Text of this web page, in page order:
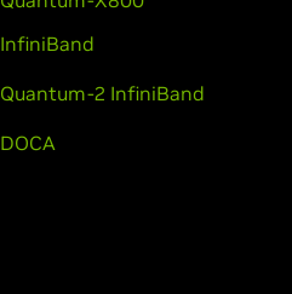
InfiniBand
Quantum-2 InfiniBand
DOCA